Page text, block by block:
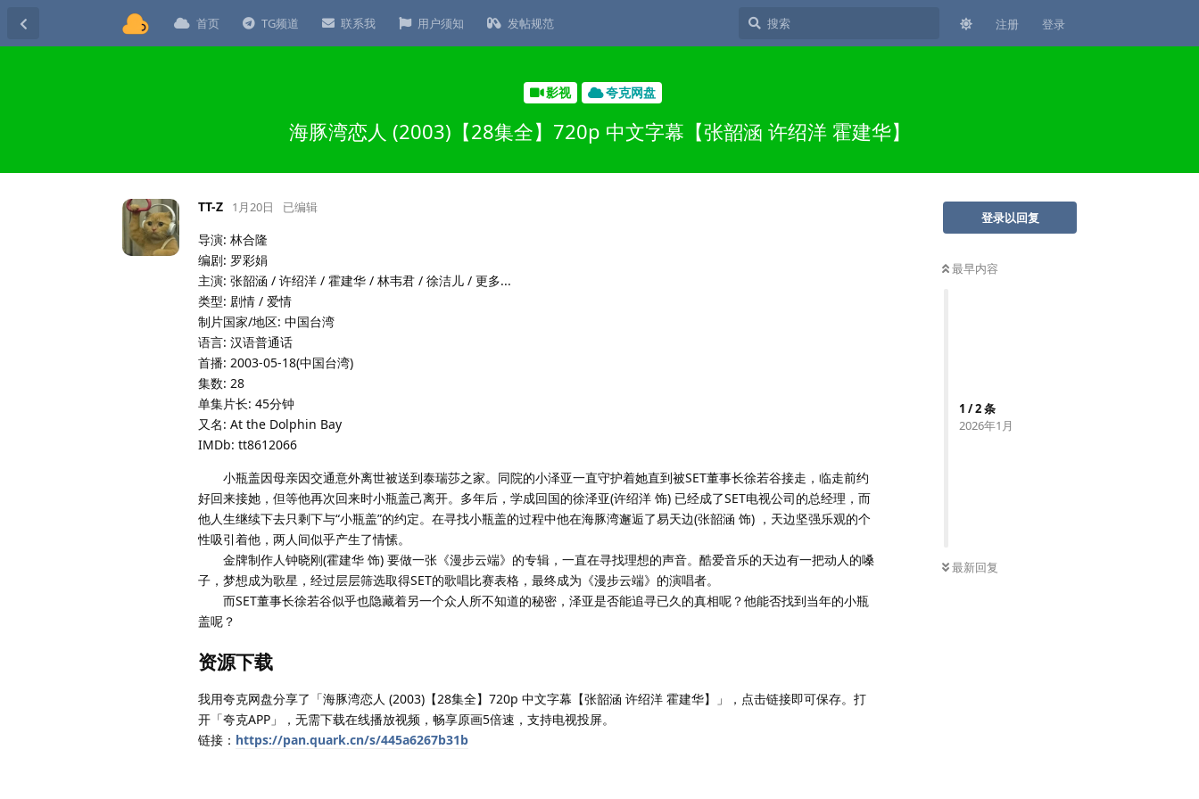
首页 TG频道 联系我 用户须知 发帖规范 注册 登录
影视 夸克网盘
海豚湾恋人 (2003)【28集全】720p 中文字幕【张韶涵 许绍洋 霍建华】
登录以回复
最早内容
1 /2条
2026年1月
最新回复
TT-Z 1月20日 已编辑
导演: 林合隆
编剧: 罗彩娟
主演: 张韶涵 / 许绍洋 / 霍建华 / 林韦君 / 徐洁儿 / 更多...
类型: 剧情 / 爱情
制片国家/地区: 中国台湾
语言: 汉语普通话
首播: 2003-05-18(中国台湾)
集数: 28
单集片长: 45分钟
又名: At the Dolphin Bay
IMDb: tt8612066
小瓶盖因母亲因交通意外离世被送到泰瑞莎之家。同院的小泽亚一直守护着她直到被SET董事长徐若谷接走，临走前约
好回来接她，但等他再次回来时小瓶盖己离开。多年后，学成回国的徐泽亚(许绍洋 饰) 已经成了SET电视公司的总经理，而
他人生继续下去只剩下与“小瓶盖”的约定。在寻找小瓶盖的过程中他在海豚湾邂逅了易天边(张韶涵 饰) ，天边坚强乐观的个
性吸引着他，两人间似乎产生了情愫。
金牌制作人钟晓刚(霍建华 饰) 要做一张《漫步云端》的专辑，一直在寻找理想的声音。酷爱音乐的天边有一把动人的嗓
子，梦想成为歌星，经过层层筛选取得SET的歌唱比赛表格，最终成为《漫步云端》的演唱者。
而SET董事长徐若谷似乎也隐藏着另一个众人所不知道的秘密，泽亚是否能追寻已久的真相呢？他能否找到当年的小瓶
盖呢？
资源下载
我用夸克网盘分享了「海豚湾恋人 (2003)【28集全】720p 中文字幕【张韶涵 许绍洋 霍建华】」，点击链接即可保存。打
开「夸克APP」，无需下载在线播放视频，畅享原画5倍速，支持电视投屏。
链接： https://pan.quark.cn/s/445a6267b31b